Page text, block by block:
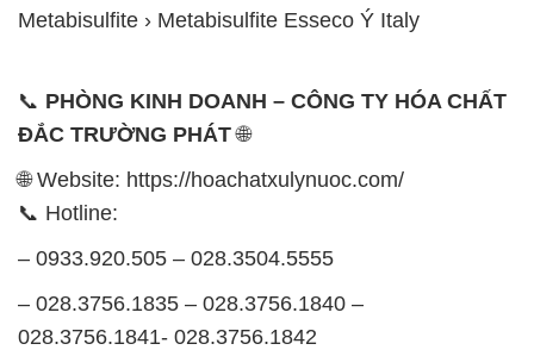
Metabisulfite › Metabisulfite Esseco Ý Italy
📞 PHÒNG KINH DOANH – CÔNG TY HÓA CHẤT
ĐẮC TRƯỜNG PHÁT🌐
🌐 Website: https://hoachatxulynuoc.com/
📞 Hotline:
– 0933.920.505 – 028.3504.5555
– 028.3756.1835 – 028.3756.1840 –
028.3756.1841- 028.3756.1842